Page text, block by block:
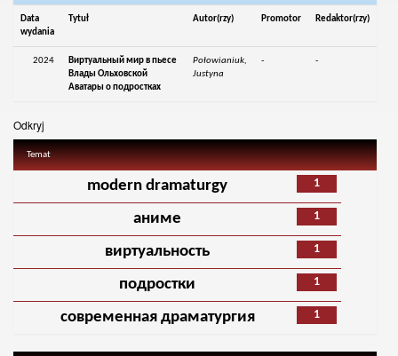
Data
wydania
Tytuł Autor(rzy) Promotor Redaktor(rzy)
2024
Виртуальный мир в пьесе
Влады Ольховской
Аватары о подростках
Połowianiuk,
Justyna
- -
Odkryj
Temat
1
modern dramaturgy
1
аниме
1
виртуальность
1
подростки
1
современная драматургия